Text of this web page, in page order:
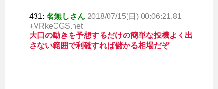
431: 名無しさん 2018/07/15(日) 00:06:21.81
+VRkeCGS.net
大口の動きを予想するだけの簡単な投機よく出
さない範囲で利確すれば儲かる相場だぞ